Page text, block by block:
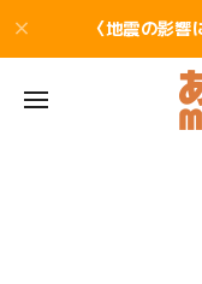
〈地震の影響